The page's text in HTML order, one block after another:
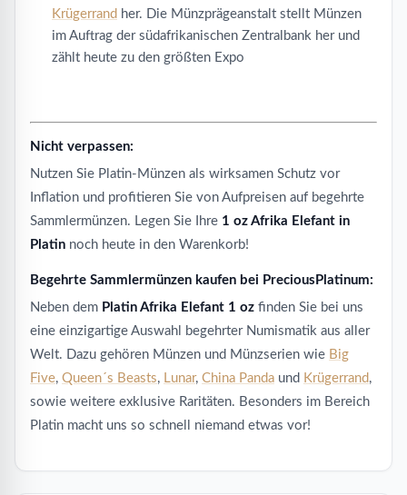
Krügerrand her. Die Münzprägeanstalt stellt Münzen
im Auftrag der südafrikanischen Zentralbank her und
zählt heute zu den größten Expo
Nicht verpassen:
Nutzen Sie Platin-Münzen als wirksamen Schutz vor
Inflation und profitieren Sie von Aufpreisen auf begehrte
Sammlermünzen. Legen Sie Ihre 1 oz Afrika Elefant in
Platin noch heute in den Warenkorb!
Begehrte Sammlermünzen kaufen bei PreciousPlatinum:
Neben dem Platin Afrika Elefant 1 oz finden Sie bei uns
eine einzigartige Auswahl begehrter Numismatik aus aller
Welt. Dazu gehören Münzen und Münzserien wie Big
Five, Queen´s Beasts, Lunar, China Panda und Krügerrand,
sowie weitere exklusive Raritäten. Besonders im Bereich
Platin macht uns so schnell niemand etwas vor!